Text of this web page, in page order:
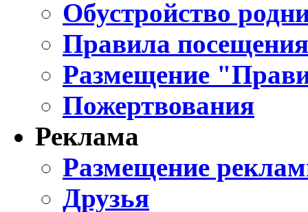
Обустройство
Правила
Размещение
Пожертвования
Реклама
Размещение
Друзья